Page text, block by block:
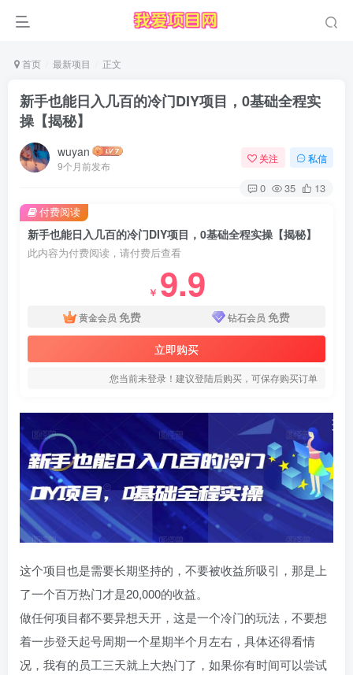
首页 最新项目 正文
新手也能日入几百的冷门DIY项目，0基础全程实
操【揭秘】
wuyan
9个月前发布
关注 私信
0 35 13
新手也能日入几百的冷门DIY项目，0基础全程实操【揭秘】
此内容为付费阅读，请付费后查看
￥ 9.9
黄金会员 免费 钻石会员 免费
立即购买
您当前未登录！建议登陆后购买，可保存购买订单
付费阅读
这个项目也是需要长期坚持的，不要被收益所吸引，那是上
了一个百万热门才是20,000的收益。
做任何项目都不要异想天开，这是一个冷门的玩法，不要想
着一步登天起号周期一个星期半个月左右，具体还得看情
况，我有的员工三天就上大热门了，如果你有时间可以尝试